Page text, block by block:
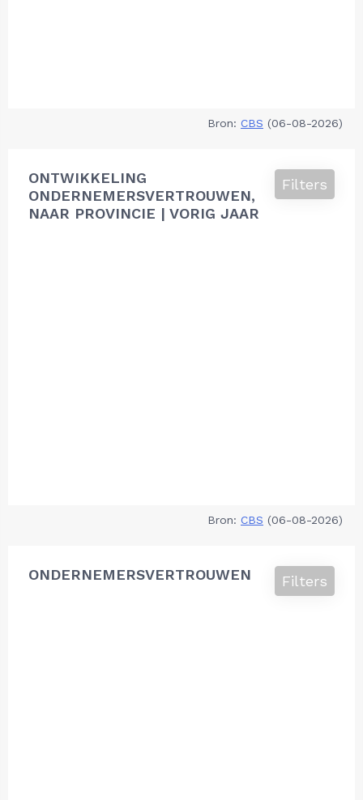
Bron: CBS (06-08-2026)
ONTWIKKELING
ONDERNEMERSVERTROUWEN,
NAAR PROVINCIE | VORIG JAAR
Filters
Bron: CBS (06-08-2026)
ONDERNEMERSVERTROUWEN Filters